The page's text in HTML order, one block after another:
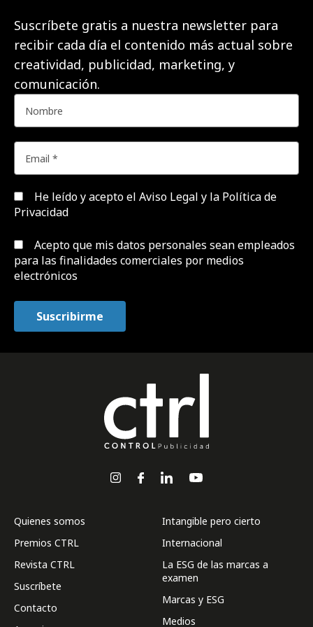
Suscríbete gratis a nuestra newsletter para
recibir cada día el contenido más actual sobre
creatividad, publicidad, marketing, y
comunicación.
He leído y acepto el Aviso Legal y la Política de
Privacidad
Acepto que mis datos personales sean empleados
para las finalidades comerciales por medios
electrónicos
Quienes somos
Premios CTRL
Revista CTRL
Suscríbete
Contacto
Intangible pero cierto
Internacional
La ESG de las marcas a
examen
Marcas y ESG
Medios